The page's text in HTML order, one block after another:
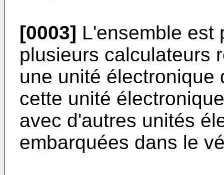
[0003] L'ensemble est
plusieurs calculateurs
une unité électronique
cette unité
avec d'autres unités
embarquées dans le